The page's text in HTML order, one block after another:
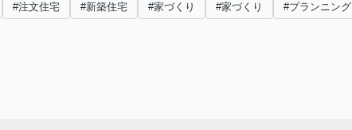
#注文住宅 #新築住宅 #家づくり #家づくり #プランニング